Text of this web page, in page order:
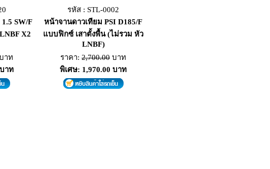
SW/F
X2
าท
าท
รหัส : STL-0002
หน้าจานดาวเทียม PSI D185/F
แบบฟิกซ์ เสาตั้งพื้น (ไม่รวม หัว
LNBF)
ราคา: 2,700.00 บาท
พิเศษ: 1,970.00 บาท